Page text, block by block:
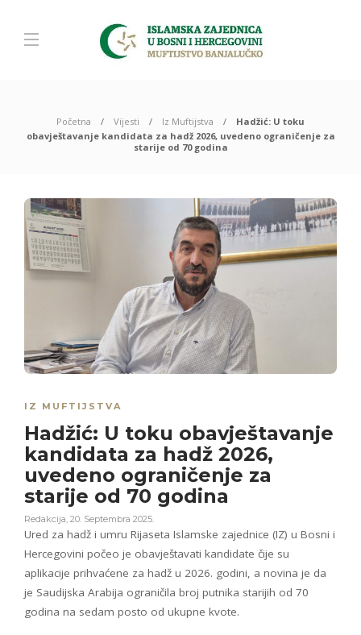
Početna Vijesti Iz Muftijstva
Hadžić: U toku
obavještavanje kandidata za hadž 2026, uvedeno ograničenje za
starije od 70 godina
IZ MUFTIJSTVA
Hadžić: U toku obavještavanje
kandidata za hadž 2026,
uvedeno ograničenje za
starije od 70 godina
Redakcija, 20. Septembra 2025.
Ured za hadž i umru Rijaseta Islamske zajednice (IZ) u Bosni i
Hercegovini počeo je obavještavati kandidate čije su
aplikacije prihvaćene za hadž u 2026. godini, a novina je da
je Saudijska Arabija ograničila broj putnika starijih od 70
godina na sedam posto od ukupne kvote.